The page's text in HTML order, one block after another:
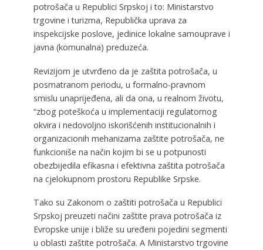
potrošača u Republici Srpskoj i to: Ministarstvo
trgovine i turizma, Republička uprava za
inspekcijske poslove, jedinice lokalne samouprave i
javna (komunalna) preduzeća.
Revizijom je utvrđeno da je zaštita potrošača, u
posmatranom periodu, u formalno-pravnom
smislu unaprijeđena, ali da ona, u realnom životu,
“zbog poteškoća u implementaciji regulatornog
okvira i nedovoljno iskorišćenih institucionalnih i
organizacionih mehanizama zaštite potrošača, ne
funkcioniše na način kojim bi se u potpunosti
obezbijedila efikasna i efektivna zaštita potrošača
na cjelokupnom prostoru Republike Srpske.
Tako su Zakonom o zaštiti potrošača u Republici
Srpskoj preuzeti načini zaštite prava potrošača iz
Evropske unije i bliže su uređeni pojedini segmenti
u oblasti zaštite potrošača. A Ministarstvo trgovine